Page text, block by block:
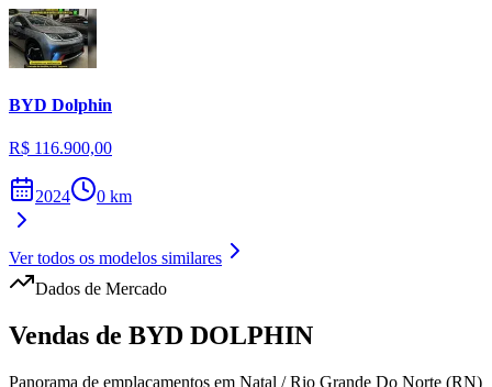
BYD Dolphin
R$ 116.900,00
2024 0 km
Ver todos os modelos similares
Dados de Mercado
Vendas de BYD DOLPHIN
Panorama de emplacamentos em Natal / Rio Grande Do Norte (RN)